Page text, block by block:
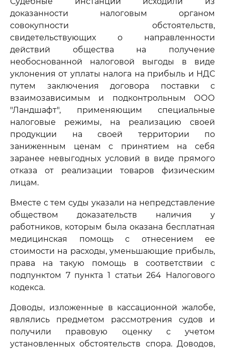
доказанности налоговым органом
совокупности обстоятельств,
свидетельствующих о направленности
действий общества на получение
необоснованной налоговой выгоды в виде
уклонения от уплаты налога на прибыль и НДС
путем заключения договора поставки с
взаимозависимым и подконтрольным ООО
"Ландшафт", применяющим специальные
налоговые режимы, на реализацию своей
продукции на своей территории по
заниженным ценам с принятием на себя
заранее невыгодных условий в виде прямого
отказа от реализации товаров физическим
лицам.
Вместе с тем суды указали на непредставление
обществом доказательств наличия у
работников, которым была оказана бесплатная
медицинская помощь с отнесением ее
стоимости на расходы, уменьшающие прибыль,
права на такую помощь в соответствии с
подпунктом 7 пункта 1 статьи 264 Налогового
кодекса.
Доводы, изложенные в кассационной жалобе,
являлись предметом рассмотрения судов и
получили правовую оценку с учетом
установленных обстоятельств спора. Доводов,